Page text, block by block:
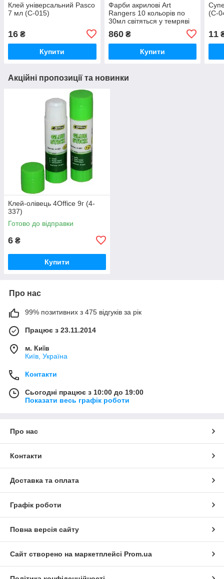
Клей універсальний Pasco
7 мл (C-015)
16 ₴
Купити
Фарби акрилові Art
Rangers 10 кольорів по
30мл світяться у темряві
860₴
Купити
(C-
11
Акційні пропозиції та новинки
Клей-олівець 4Office 9г (4-
337)
Готово до відправки
6 ₴
Купити
Про нас
99% позитивних з 475 відгуків за рік
Працює з 23.11.2014
м. Київ
Київ, Україна
Контакти
Сьогодні працює з 10:00 до 19:00
Показати весь графік роботи
Про нас
Контакти
Доставка та оплата
Графік роботи
Повна версія сайту
Сайт створено на маркетплейсі Prom.ua